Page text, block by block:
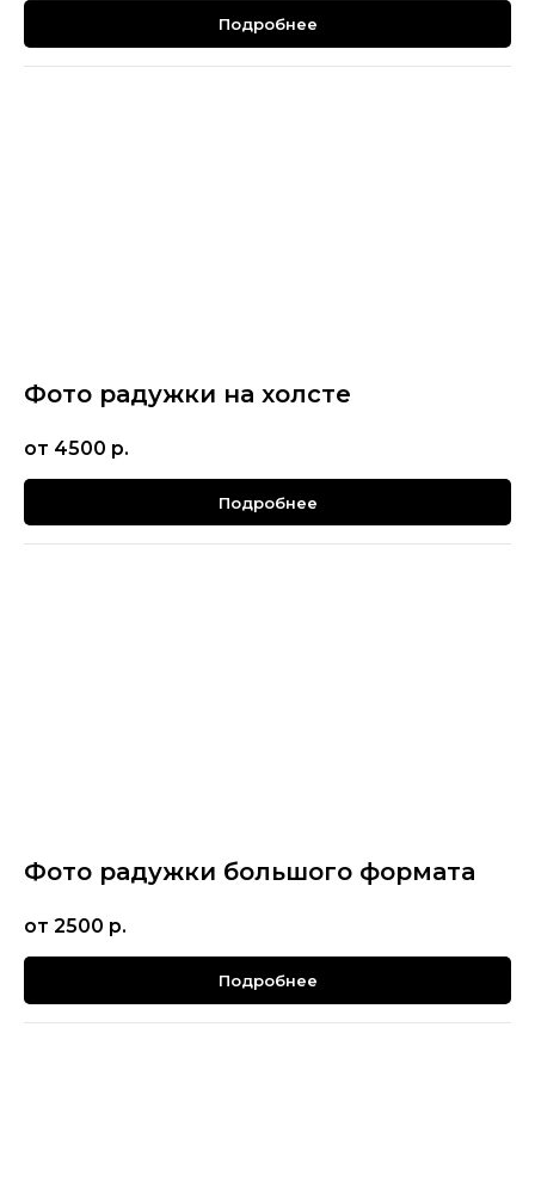
Подробнее
Фото радужки на холсте
от 4500 р.
Подробнее
Фото радужки большого формата
от 2500 р.
Подробнее